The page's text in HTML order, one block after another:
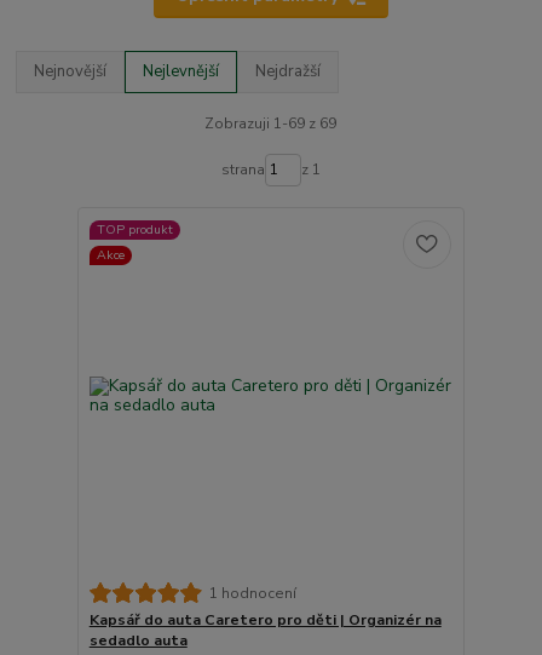
Nejnovější Nejlevnější Nejdražší
Zobrazuji 1-69 z 69
strana z 1
TOP produkt
Akce
1 hodnocení
Kapsář do auta Caretero pro děti | Organizér na
sedadlo auta